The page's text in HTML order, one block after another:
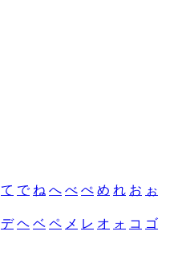
て で ね へ べ ぺ め れ お ぉ
デ ヘ ベ ペ メ レ オ ォ コ ゴ